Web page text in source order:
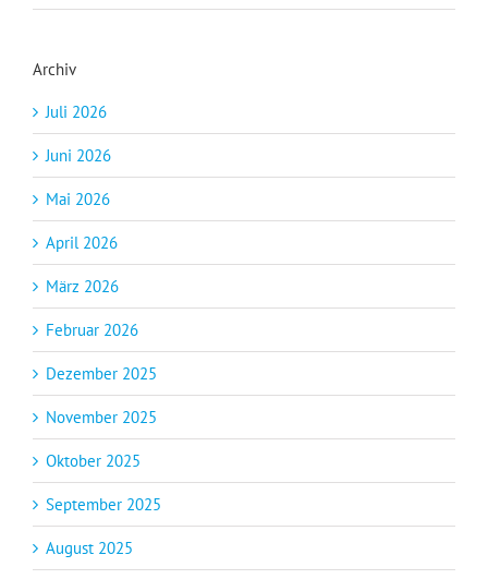
Archiv
Juli 2026
Juni 2026
Mai 2026
April 2026
März 2026
Februar 2026
Dezember 2025
November 2025
Oktober 2025
September 2025
August 2025